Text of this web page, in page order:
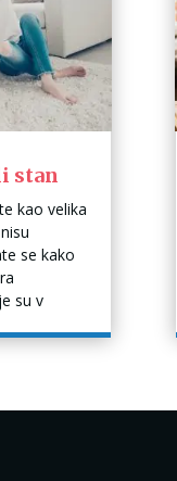
stan
kao velika
se kako
su v